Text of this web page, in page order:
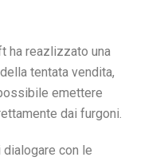
ha reazlizzato una
tentata vendita,
emettere
dai furgoni.
con le